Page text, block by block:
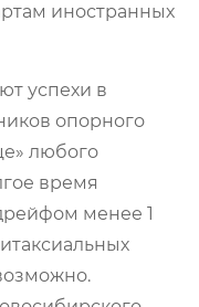
иностранных
успехи в
опорного
любого
время
менее 1